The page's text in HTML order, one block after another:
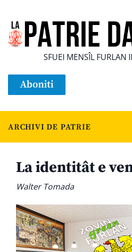
SFUEI MENSÎL FURLAN
Aboniti
ARCHIVI DE PATRIE
La identitât e
Walter Tomada